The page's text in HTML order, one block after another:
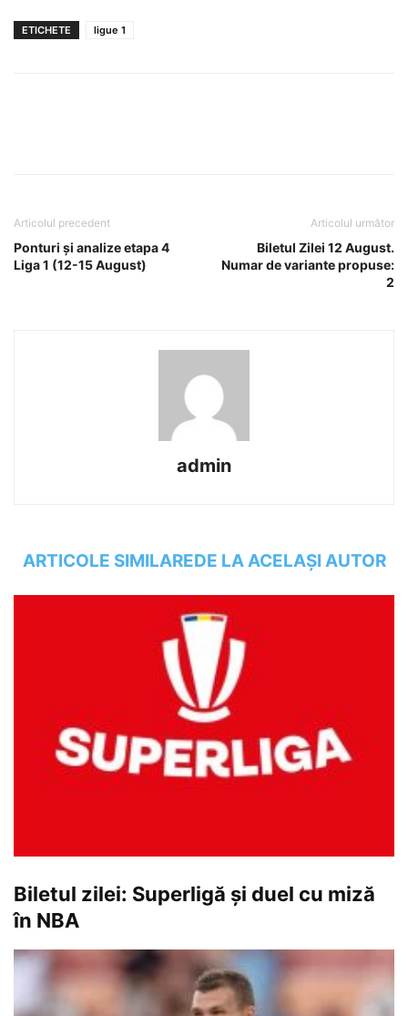
ETICHETE ligue 1
Articolul precedent
Ponturi și analize etapa 4
Liga 1 (12-15 August)
Articolul următor
Biletul Zilei 12 August.
Numar de variante propuse:
2
admin
ARTICOLE SIMILAREDE LA ACELAȘI AUTOR
Biletul zilei: Superligă și duel cu miză
în NBA